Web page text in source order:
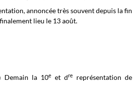
annoncée très souvent depuis la fin
lieu le 13 août.
Demain la 10e et dre
représentation de